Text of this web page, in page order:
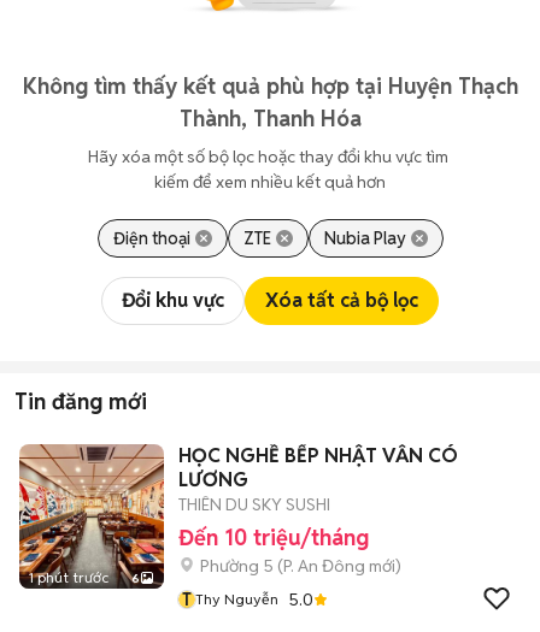
Không tìm thấy kết quả phù hợp tại Huyện Thạch
Thành, Thanh Hóa
Hãy xóa một số bộ lọc hoặc thay đổi khu vực tìm
kiếm để xem nhiều kết quả hơn
Điện thoại ZTE Nubia Play
Đổi khu vực Xóa tất cả bộ lọc
Tin đăng mới
1 phút trước 6
HỌC NGHỀ BẾP NHẬT VẪN CÓ
LƯƠNG
THIÊN DU SKY SUSHI
Đến 10 triệu/tháng
Phường 5 (P. An Đông mới)
T Thy Nguyễn 5.0